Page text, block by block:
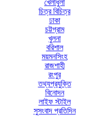
খেলাধুলা
চিত্র বিচিত্র
ঢাকা
চট্টগ্রাম
খুলনা
বরিশাল
ময়মনসিংহ
রাজশাহী
রংপুর
তথ্যপ্রযুক্তি
বিনোদন
লাইফ স্টাইল
সুসংবাদ প্রতিদিন